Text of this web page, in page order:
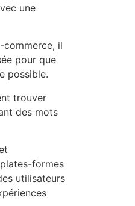
une
il
pour que
possible.
trouver
des mots
formes
utilisateurs